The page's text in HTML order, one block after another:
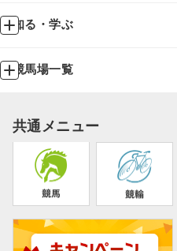
知る・学ぶ
競馬場一覧
共通メニュー